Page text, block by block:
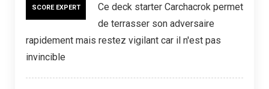
SCORE EXPERT
Ce deck starter Carchacrok permet
de terrasser son adversaire
rapidement mais restez vigilant car il n'est pas
invincible